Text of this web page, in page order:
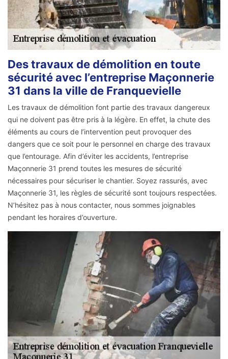
Des travaux de démolition en toute
sécurité avec l’entreprise Maçonnerie
31 dans la ville de Franquevielle
Les travaux de démolition font partie des travaux dangereux
qui ne doivent pas être pris à la légère. En effet, la chute des
éléments au cours de l’intervention peut provoquer des
dangers que ce soit pour le personnel en charge des travaux
que l’entourage. Afin d’éviter les accidents, l’entreprise
Maçonnerie 31 prend toutes les mesures de sécurité
nécessaires pour sécuriser le chantier. Soyez rassurés, avec
Maçonnerie 31, les règles de sécurité sont toujours respectées.
N’hésitez pas à nous contacter, nous sommes joignables
pendant les horaires d’ouverture.